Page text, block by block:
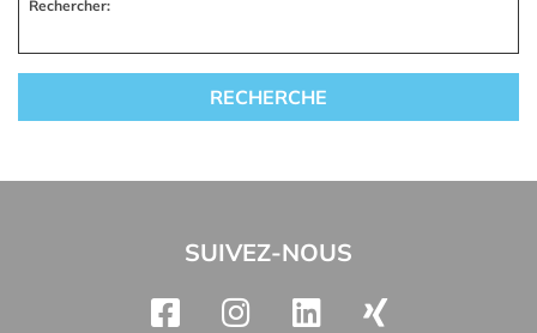
Rechercher:
SUIVEZ-NOUS